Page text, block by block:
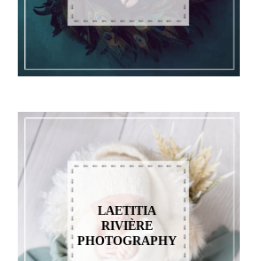
LAETITIA
RIVIÈRE
PHOTOGRAPHY